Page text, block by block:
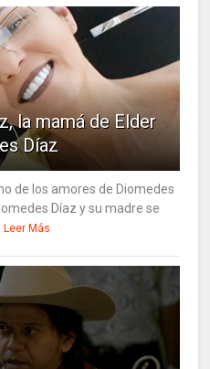
la mamá de Elder
Díaz
de los amores de Diomedes
Díaz y su madre se
Leer Más